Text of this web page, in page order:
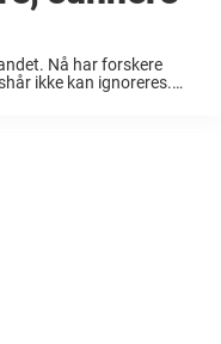
Nå har forskere
ikke kan ignoreres.